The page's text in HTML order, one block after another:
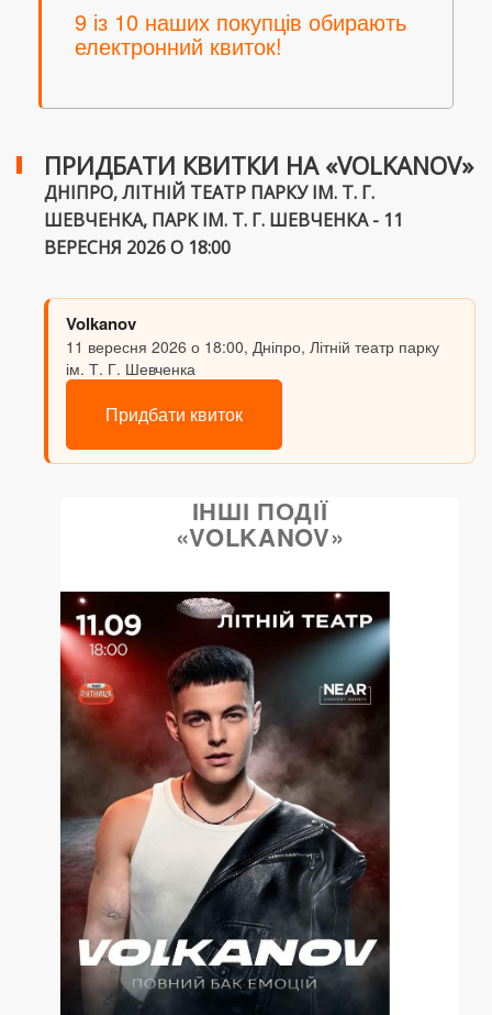
9 із 10 наших покупців обирають
електронний квиток!
ПРИДБАТИ КВИТКИ НА «VOLKANOV»
ДНІПРО, ЛІТНІЙ ТЕАТР ПАРКУ ІМ. Т. Г.
ШЕВЧЕНКА, ПАРК ІМ. Т. Г. ШЕВЧЕНКА - 11
ВЕРЕСНЯ 2026 О 18:00
Volkanov
11 вересня 2026 о 18:00, Дніпро, Літній театр парку
ім. Т. Г. Шевченка
Придбати квиток
ІНШІ ПОДІЇ
«VOLKANOV»